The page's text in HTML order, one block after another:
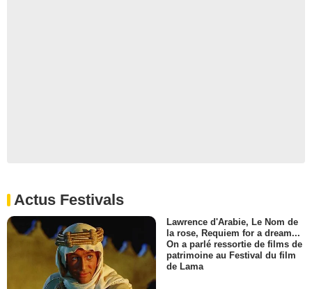
Actus Festivals
Lawrence d'Arabie, Le Nom de
la rose, Requiem for a dream...
On a parlé ressortie de films de
patrimoine au Festival du film
de Lama